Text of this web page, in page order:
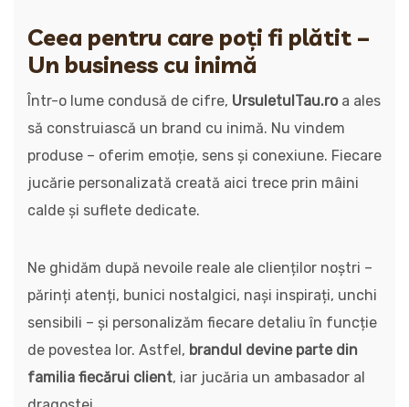
Ceea pentru care poți fi plătit –
Un business cu inimă
Într-o lume condusă de cifre, UrsuletulTau.roa ales
să construiască un brand cu inimă. Nu vindem
produse – oferim emoție, sens și conexiune. Fiecare
jucărie personalizată creată aici trece prin mâini
calde și suflete dedicate.
Ne ghidăm după nevoile reale ale clienților noștri –
părinți atenți, bunici nostalgici, nași inspirați, unchi
sensibili – și personalizăm fiecare detaliu în funcție
de povestea lor. Astfel, brandul devine parte din
familia fiecărui client, iar jucăria un ambasador al